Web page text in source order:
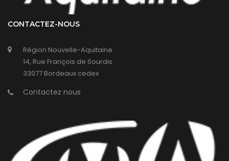
CONTACTEZ-NOUS
Région Nouvelle-Aquitaine
14, Rue François de Sourdis
33077 Bordeaux cedex
Contactez nous